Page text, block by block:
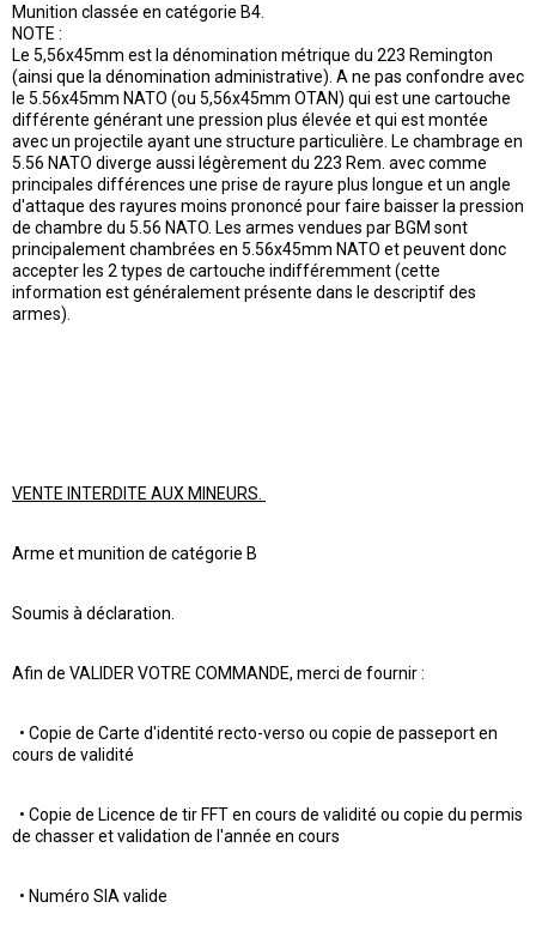
Munition classée en catégorie B4.
NOTE :
Le 5,56x45mm est la dénomination métrique du 223 Remington
(ainsi que la dénomination administrative). A ne pas confondre avec
le 5.56x45mm NATO (ou 5,56x45mm OTAN) qui est une cartouche
différente générant une pression plus élevée et qui est montée
avec un projectile ayant une structure particulière. Le chambrage en
5.56 NATO diverge aussi légèrement du 223 Rem. avec comme
principales différences une prise de rayure plus longue et un angle
d'attaque des rayures moins prononcé pour faire baisser la pression
de chambre du 5.56 NATO. Les armes vendues par BGM sont
principalement chambrées en 5.56x45mm NATO et peuvent donc
accepter les 2 types de cartouche indifféremment (cette
information est généralement présente dans le descriptif des
armes).
VENTE INTERDITE AUX MINEURS.
Arme et munition de catégorie B
Soumis à déclaration.
Afin de VALIDER VOTRE COMMANDE, merci de fournir :
• Copie de Carte d'identité recto-verso ou copie de passeport en
cours de validité
• Copie de Licence de tir FFT en cours de validité ou copie du permis
de chasser et validation de l'année en cours
• Numéro SIA valide